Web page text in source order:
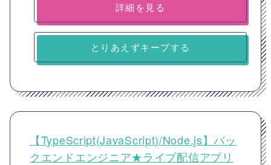
詳細を見る
とりあえずキープする
【TypeScript(JavaScript)/Node.js】バッ
クエンドエンジニア★ライブ配信アプリ